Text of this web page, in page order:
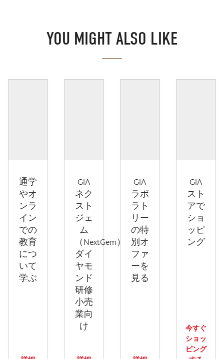
YOU MIGHT ALSO LIKE
通学
やオ
ンラ
イン
での
教育
につ
いて
学ぶ
GIA
ネク
スト
ジェ
ム
（NextGem）
ダイ
ヤモ
ンド
研修
小売
業向
け
GIA
ラボ
ラト
リー
の特
別オ
ファ
ーを
見る
GIA
スト
アで
ショ
ッピ
ング
今すぐ
ショッ
ピング